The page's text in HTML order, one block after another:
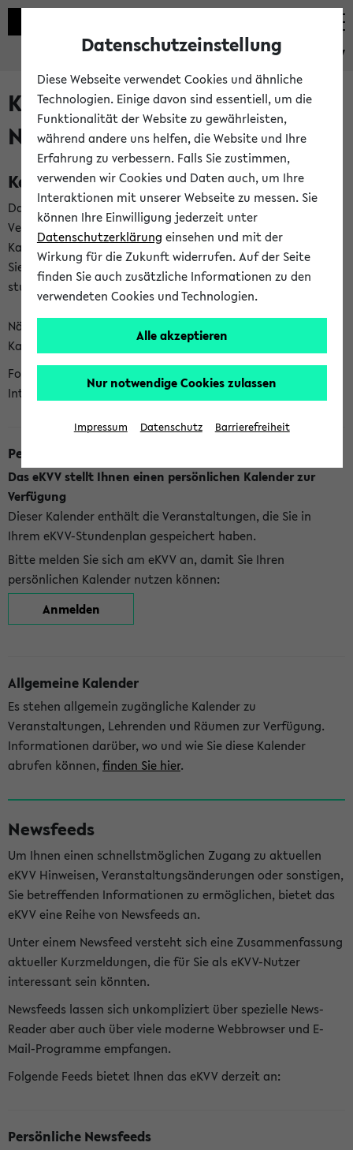
eKVV
Kalenderintegration und
Newsfeeds
Kalenderintegration
Das eKVV bietet Ihnen die Möglichkeit,
Veranstaltungstermine in eine Vielzahl von
Kalenderanwendungen einzubinden. Auf diese Weise können
Sie einen gemeinsamen Überblick über Ihre privaten und
studienbezogenen Termine erhalten.
Näheres zu Vorteilen und Funktionsweise der
Kalenderintegration können Sie auf unserer
Folgende Kalender bietet Ihnen das eKVV derzeit zur
Integration an:
Persönlicher Kalender
Das eKVV stellt Ihnen einen persönlichen Kalender zur
Verfügung
Dieser Kalender enthält die Veranstaltungen, die Sie in
Ihrem eKVV-Stundenplan gespeichert haben.
Bitte melden Sie sich am eKVV an, damit Sie Ihren
persönlichen Kalender nutzen können:
Anmelden
Allgemeine Kalender
Es stehen allgemein zugängliche Kalender zu
Veranstaltungen, Lehrenden und Räumen zur Verfügung.
Informationen darüber, wo und wie Sie diese Kalender
abrufen können, finden Sie hier.
Newsfeeds
Um Ihnen einen schnellstmöglichen Zugang zu aktuellen
eKVV Hinweisen, Veranstaltungsänderungen oder sonstigen,
Sie betreffenden Informationen zu ermöglichen, bietet das
eKVV eine Reihe von Newsfeeds an.
Unter einem Newsfeed versteht sich eine Zusammenfassung
aktueller Kurzmeldungen, die für Sie als eKVV-Nutzer
interessant sein könnten.
Newsfeeds lassen sich unkompliziert über spezielle News-
Reader aber auch über viele moderne Webbrowser und E-
Mail-Programme empfangen.
Folgende Feeds bietet Ihnen das eKVV derzeit an:
Persönliche Newsfeeds
Datenschutzeinstellung
Diese Webseite verwendet Cookies und ähnliche
Technologien. Einige davon sind essentiell, um die
Funktionalität der Website zu gewährleisten,
während andere uns helfen, die Website und Ihre
Erfahrung zu verbessern. Falls Sie zustimmen,
verwenden wir Cookies und Daten auch, um Ihre
Interaktionen mit unserer Webseite zu messen. Sie
können Ihre Einwilligung jederzeit unter
Datenschutzerklärung einsehen und mit der
Wirkung für die Zukunft widerrufen. Auf der Seite
finden Sie auch zusätzliche Informationen zu den
verwendeten Cookies und Technologien.
Alle akzeptieren
Nur notwendige Cookies zulassen
Impressum Datenschutz Barrierefreiheit